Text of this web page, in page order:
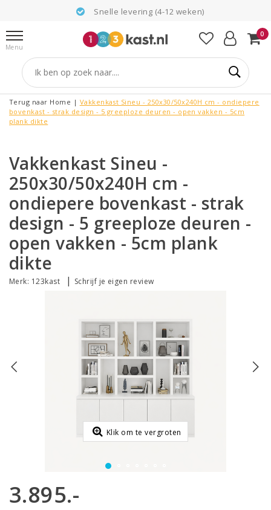
Snelle levering (4-12 weken)
Menu
0
Terug naar Home | Vakkenkast Sineu - 250x30/50x240H cm - ondiepere
bovenkast - strak design - 5 greeploze deuren - open vakken - 5cm
plank dikte
Vakkenkast Sineu -
250x30/50x240H cm -
ondiepere bovenkast - strak
design - 5 greeploze deuren -
open vakken - 5cm plank
dikte
Merk: 123kast | Schrijf je eigen review
Klik om te vergroten
3.895.-